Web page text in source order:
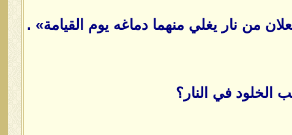
من نار يغلي منهما دماغه يوم القيامة» .